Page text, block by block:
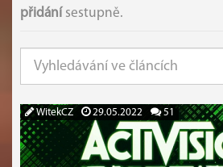
přidání sestupně.
WitekCZ 29.05.2022 51